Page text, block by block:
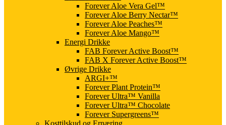
Forever Aloe Vera Gel™
Forever Aloe Berry Nectar™
Forever Aloe Peaches™
Forever Aloe Mango™
Energi Drikke
FAB Forever Active Boost™
FAB X Forever Active Boost™
Øvrige Drikke
ARGI+™
Forever Plant Protein™
Forever Ultra™ Vanilla
Forever Ultra™ Chocolate
Forever Supergreens™
Kosttilskud og Ernæring